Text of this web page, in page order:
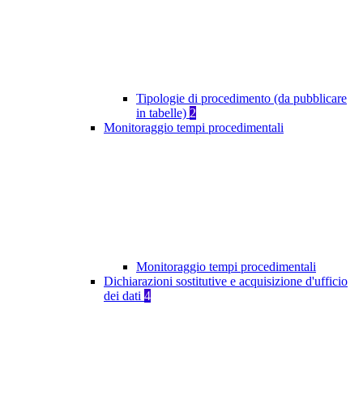
Tipologie di procedimento (da pubblicare
in tabelle) 2
Monitoraggio tempi procedimentali
Monitoraggio tempi procedimentali
Dichiarazioni sostitutive e acquisizione d'ufficio
dei dati 4